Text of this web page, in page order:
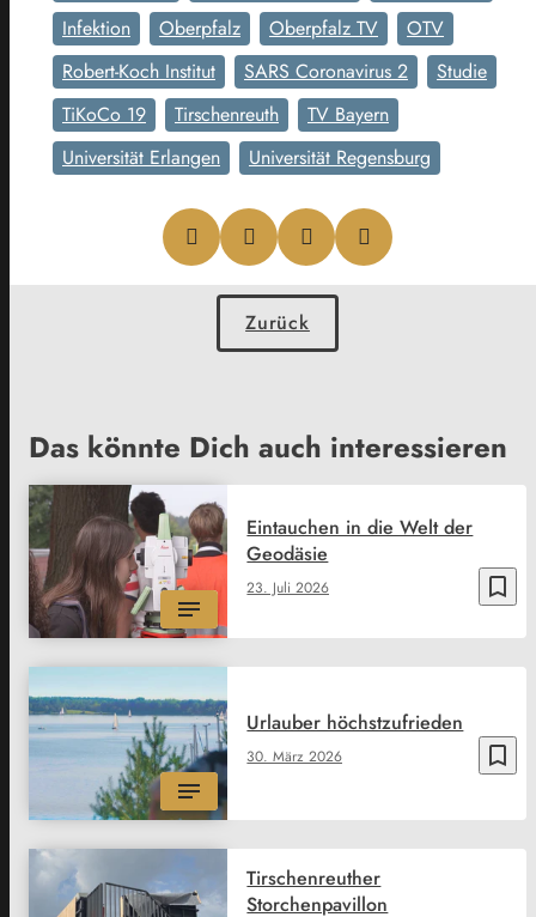
Infektion
Oberpfalz Oberpfalz TV
OTV
Robert-Koch Institut
SARS Coronavirus 2
Studie
TiKoCo 19
Tirschenreuth
TV Bayern
Universität Erlangen
Universität Regensburg
Zurück
Das könnte Dich auch interessieren
bookmark_border
23. Juli 2026
Eintauchen in die Welt der
Geodäsie
bookmark_border
30. März 2026
Urlauber höchstzufrieden
Tirschenreuther
Storchenpavillon